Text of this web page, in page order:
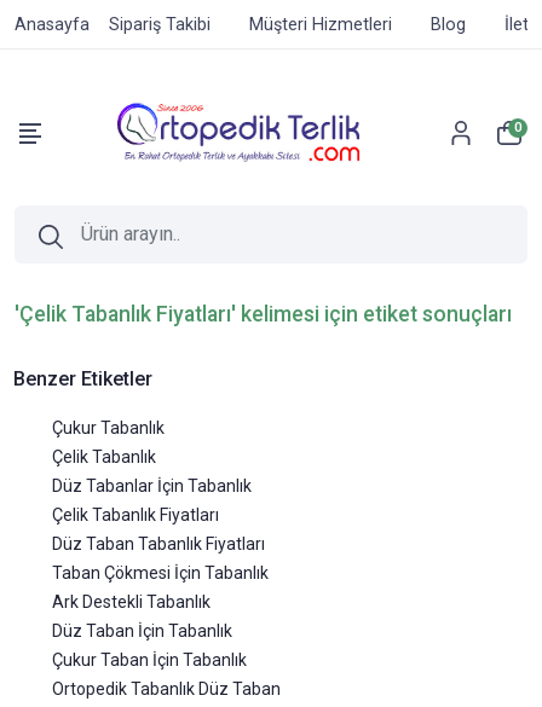
Anasayfa Sipariş Takibi Müşteri Hizmetleri Blog
0
'Çelik Tabanlık Fiyatları' kelimesi için etiket sonuçları
Benzer Etiketler
Çukur Tabanlık
Çelik Tabanlık
Düz Tabanlar İçin Tabanlık
Çelik Tabanlık Fiyatları
Düz Taban Tabanlık Fiyatları
Taban Çökmesi İçin Tabanlık
Ark Destekli Tabanlık
Düz Taban İçin Tabanlık
Çukur Taban İçin Tabanlık
Ortopedik Tabanlık Düz Taban